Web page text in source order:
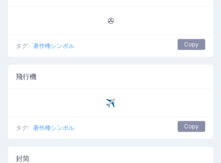
✇
タグ: 著作権シンボル Copy
飛行機
✈
タグ: 著作権シンボル Copy
封筒